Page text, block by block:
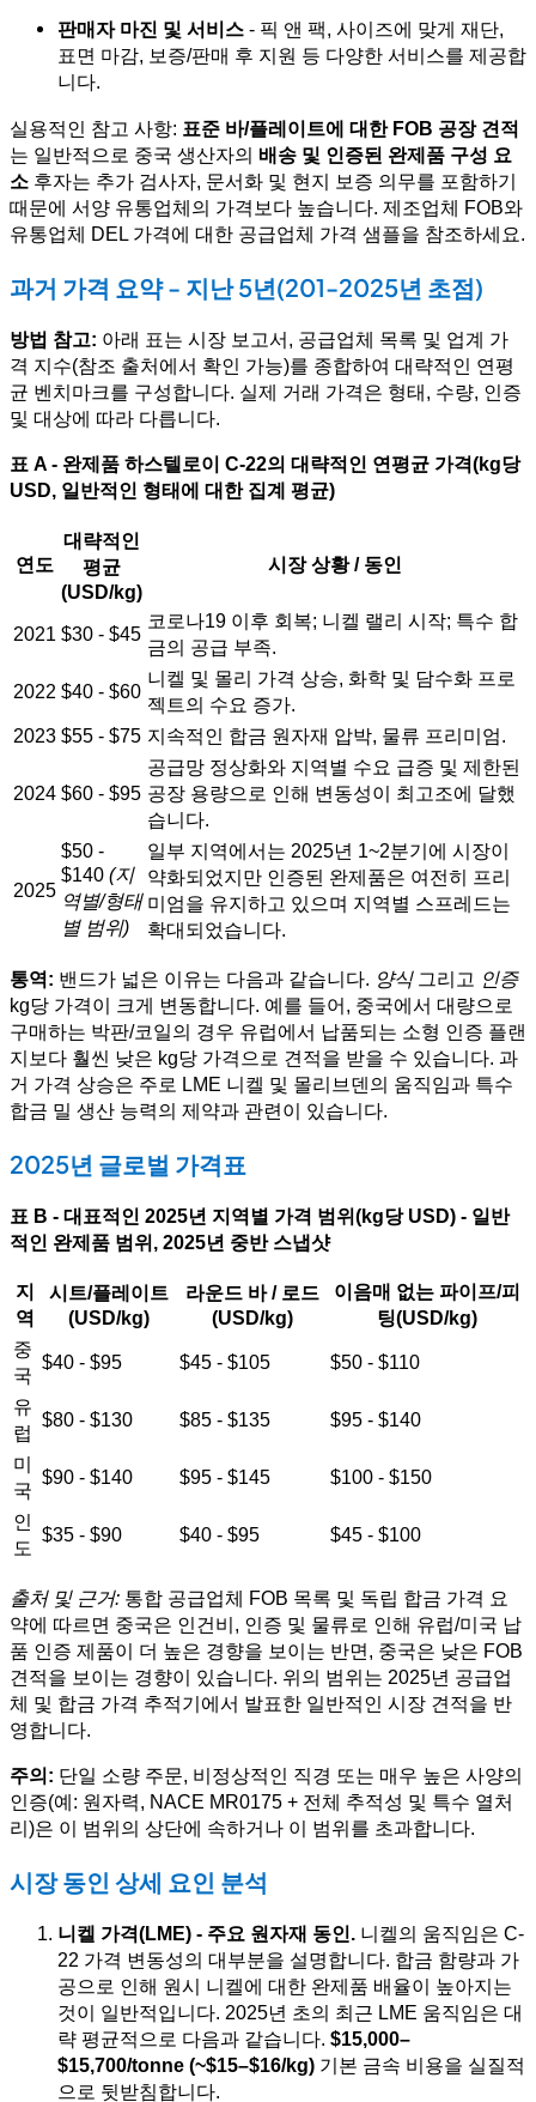
판매자 마진 및 서비스 - 픽 앤 팩, 사이즈에 맞게 재단,
표면 마감, 보증/판매 후 지원 등 다양한 서비스를 제공합
니다.
실용적인 참고 사항: 표준 바/플레이트에 대한 FOB 공장 견적
는 일반적으로 중국 생산자의 배송 및 인증된 완제품 구성 요
소 후자는 추가 검사자, 문서화 및 현지 보증 의무를 포함하기
때문에 서양 유통업체의 가격보다 높습니다. 제조업체 FOB와
유통업체 DEL 가격에 대한 공급업체 가격 샘플을 참조하세요.
과거 가격 요약 - 지난 5년(201-2025년 초점)
방법 참고: 아래 표는 시장 보고서, 공급업체 목록 및 업계 가
격 지수(참조 출처에서 확인 가능)를 종합하여 대략적인 연평
균 벤치마크를 구성합니다. 실제 거래 가격은 형태, 수량, 인증
및 대상에 따라 다릅니다.
표 A - 완제품 하스텔로이 C-22의 대략적인 연평균 가격(kg당
USD, 일반적인 형태에 대한 집계 평균)
연도
대략적인
평균
(USD/kg)
시장 상황 / 동인
2021 $30 - $45
코로나19 이후 회복; 니켈 랠리 시작; 특수 합
금의 공급 부족.
2022 $40 - $60
니켈 및 몰리 가격 상승, 화학 및 담수화 프로
젝트의 수요 증가.
2023 $55 - $75 지속적인 합금 원자재 압박, 물류 프리미엄.
2024 $60 - $95
공급망 정상화와 지역별 수요 급증 및 제한된
공장 용량으로 인해 변동성이 최고조에 달했
습니다.
2025
$50 -
$140 (지
역별/형태
별 범위)
일부 지역에서는 2025년 1~2분기에 시장이
약화되었지만 인증된 완제품은 여전히 프리
미엄을 유지하고 있으며 지역별 스프레드는
확대되었습니다.
통역: 밴드가 넓은 이유는 다음과 같습니다. 양식그리고 인증
kg당 가격이 크게 변동합니다. 예를 들어, 중국에서 대량으로
구매하는 박판/코일의 경우 유럽에서 납품되는 소형 인증 플랜
지보다 훨씬 낮은 kg당 가격으로 견적을 받을 수 있습니다. 과
거 가격 상승은 주로 LME 니켈 및 몰리브덴의 움직임과 특수
합금 밀 생산 능력의 제약과 관련이 있습니다.
2025년 글로벌 가격표
표 B - 대표적인 2025년 지역별 가격 범위(kg당 USD) - 일반
적인 완제품 범위, 2025년 중반 스냅샷
지
역
시트/플레이트
(USD/kg)
라운드 바 / 로드
(USD/kg)
이음매 없는 파이프/피
팅(USD/kg)
중
국
$40 - $95 $45 - $105 $50 - $110
유
럽
$80 - $130 $85 - $135 $95 - $140
미
국
$90 - $140 $95 - $145 $100 - $150
인
도
$35 - $90 $40 - $95 $45 - $100
출처 및 근거: 통합 공급업체 FOB 목록 및 독립 합금 가격 요
약에 따르면 중국은 인건비, 인증 및 물류로 인해 유럽/미국 납
품 인증 제품이 더 높은 경향을 보이는 반면, 중국은 낮은 FOB
견적을 보이는 경향이 있습니다. 위의 범위는 2025년 공급업
체 및 합금 가격 추적기에서 발표한 일반적인 시장 견적을 반
영합니다.
주의: 단일 소량 주문, 비정상적인 직경 또는 매우 높은 사양의
인증(예: 원자력, NACE MR0175 + 전체 추적성 및 특수 열처
리)은 이 범위의 상단에 속하거나 이 범위를 초과합니다.
시장 동인 상세 요인 분석
니켈 가격(LME) - 주요 원자재 동인. 니켈의 움직임은 C-
22 가격 변동성의 대부분을 설명합니다. 합금 함량과 가
공으로 인해 원시 니켈에 대한 완제품 배율이 높아지는
것이 일반적입니다. 2025년 초의 최근 LME 움직임은 대
략 평균적으로 다음과 같습니다. $15,000–
$15,700/tonne (~$15–$16/kg) 기본 금속 비용을 실질적
으로 뒷받침합니다.